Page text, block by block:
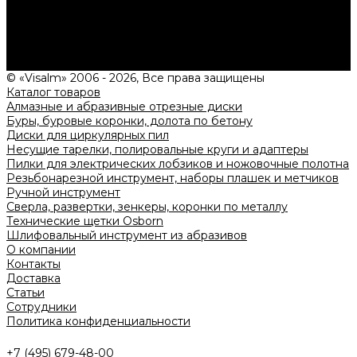
© «Visalm» 2006 - 2026, Все права защищены
Каталог товаров
Алмазные и абразивные отрезные диски
Буры, буровые коронки, долота по бетону
Диски для циркулярных пил
Несущие тарелки, полировальные круги и адаптеры
Пилки для электрических лобзиков и ножовочные полотна
Резьбонарезной инструмент, наборы плашек и метчиков
Ручной инструмент
Сверла, развертки, зенкеры, коронки по металлу
Технические щетки Osborn
Шлифовальный инструмент из абразивов
О компании
Контакты
Доставка
Статьи
Сотрудники
Политика конфиденциальности
+7 (495) 679-48-00